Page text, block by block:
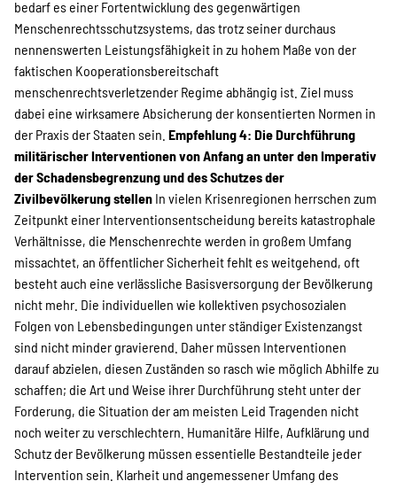
bedarf es einer Fortentwicklung des gegenwärtigen
Menschenrechtsschutzsystems, das trotz seiner durchaus
nennenswerten Leistungsfähigkeit in zu hohem Maße von der
faktischen Kooperationsbereitschaft
menschenrechtsverletzender Regime abhängig ist. Ziel muss
dabei eine wirksamere Absicherung der konsentierten Normen in
der Praxis der Staaten sein. Empfehlung 4: Die Durchführung
militärischer Interventionen von Anfang an unter den Imperativ
der Schadensbegrenzung und des Schutzes der
Zivilbevölkerung stellen In vielen Krisenregionen herrschen zum
Zeitpunkt einer Interventionsentscheidung bereits katastrophale
Verhältnisse, die Menschenrechte werden in großem Umfang
missachtet, an öffentlicher Sicherheit fehlt es weitgehend, oft
besteht auch eine verlässliche Basisversorgung der Bevölkerung
nicht mehr. Die individuellen wie kollektiven psychosozialen
Folgen von Lebensbedingungen unter ständiger Existenzangst
sind nicht minder gravierend. Daher müssen Interventionen
darauf abzielen, diesen Zuständen so rasch wie möglich Abhilfe zu
schaffen; die Art und Weise ihrer Durchführung steht unter der
Forderung, die Situation der am meisten Leid Tragenden nicht
noch weiter zu verschlechtern. Humanitäre Hilfe, Aufklärung und
Schutz der Bevölkerung müssen essentielle Bestandteile jeder
Intervention sein. Klarheit und angemessener Umfang des